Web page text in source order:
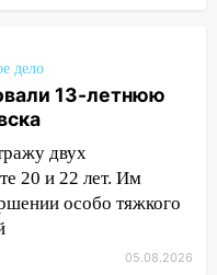
до конца
114 детей-
года
за
области
трасс
дело
13-летнюю
двух
20 и 22 лет. Им
особо тяжкого
05.08.2026